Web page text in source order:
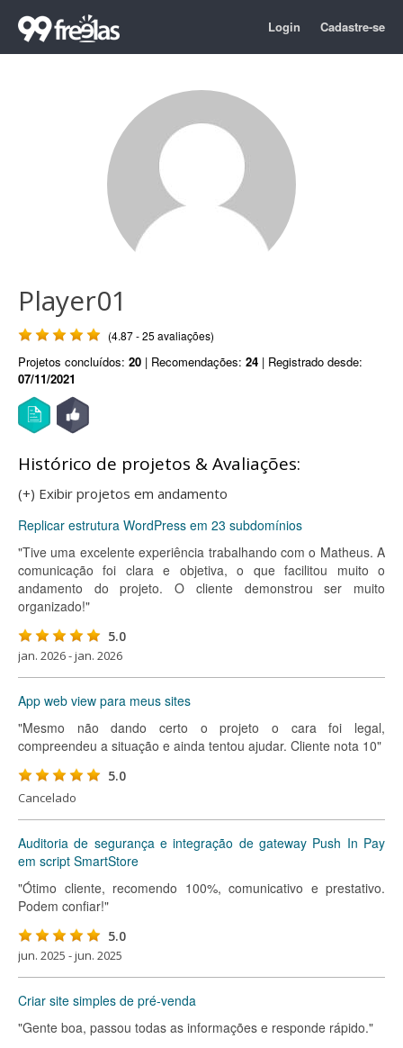
Login Cadastre-se
Player01
(4.87 - 25 avaliações)
Projetos concluídos: 20 | Recomendações: 24 | Registrado desde:
07/11/2021
Histórico de projetos & Avaliações:
(+) Exibir projetos em andamento
Replicar estrutura WordPress em 23 subdomínios
"Tive uma excelente experiência trabalhando com o Matheus. A
comunicação foi clara e objetiva, o que facilitou muito o
andamento do projeto. O cliente demonstrou ser muito
organizado!"
5.0
jan. 2026 - jan. 2026
App web view para meus sites
"Mesmo não dando certo o projeto o cara foi legal,
compreendeu a situação e ainda tentou ajudar. Cliente nota 10"
5.0
Cancelado
Auditoria de segurança e integração de gateway Push In Pay
em script SmartStore
"Ótimo cliente, recomendo 100%, comunicativo e prestativo.
Podem confiar!"
5.0
jun. 2025 - jun. 2025
Criar site simples de pré-venda
"Gente boa, passou todas as informações e responde rápido."